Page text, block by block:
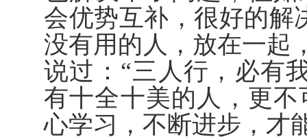
会优势互补，很好的解
没有用的人，放在一起
说过：“三人行，必有
有十全十美的人，更
心学习，不断进步，才